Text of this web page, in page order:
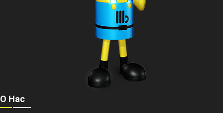
О Нас